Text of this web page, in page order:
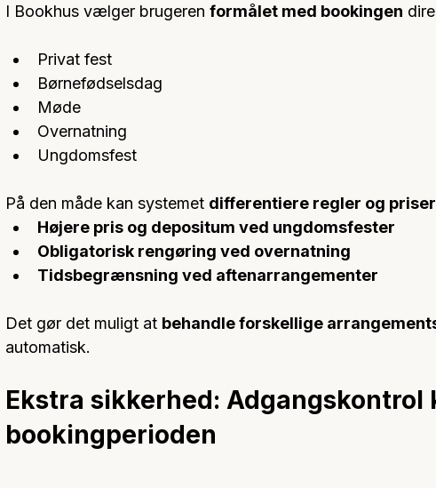
I Bookhus vælger brugeren formålet med bookingen
Privat fest
Børnefødselsdag
Møde
Overnatning
Ungdomsfest
På den måde kan systemet differentiere regler og priser
Højere pris og depositum ved ungdomsfester
Obligatorisk rengøring ved overnatning
Tidsbegrænsning ved aftenarrangementer
Det gør det muligt at behandle forskellige
automatisk.
Ekstra sikkerhed: Adgangskontrol
bookingperioden